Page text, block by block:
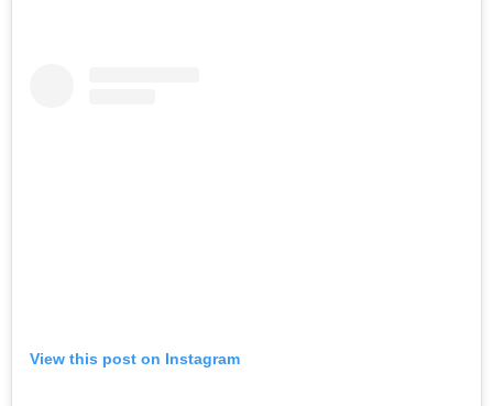
View this post on Instagram